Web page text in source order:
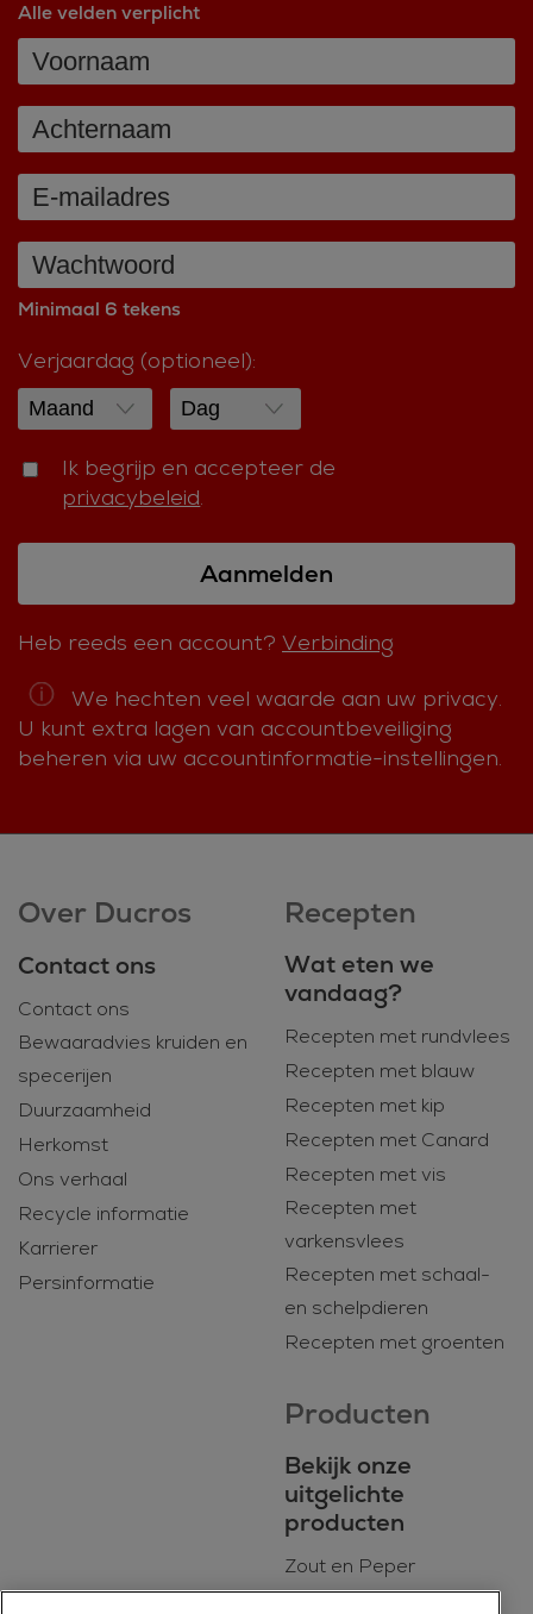
Alle velden verplicht
Minimaal 6 tekens
Verjaardag (optioneel):
Ik begrijp en accepteer de
privacybeleid.
Aanmelden
Heb reeds een account? Verbinding
We hechten veel waarde aan uw privacy.
U kunt extra lagen van accountbeveiliging
beheren via uw accountinformatie-instellingen.
Over Ducros
Contact ons
Contact ons
Bewaaradvies kruiden en
specerijen
Duurzaamheid
Herkomst
Ons verhaal
Recycle informatie
Karrierer
Persinformatie
Recepten
Wat eten we
vandaag?
Recepten met rundvlees
Recepten met blauw
Recepten met kip
Recepten met Canard
Recepten met vis
Recepten met
varkensvlees
Recepten met schaal-
en schelpdieren
Recepten met groenten
Producten
Bekijk onze
uitgelichte
producten
Zout en Peper